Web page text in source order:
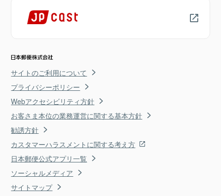
サイトのご利用について
プライバシーポリシー
Webアクセシビリティ方針
お客さま本位の業務運営に関する基本方針
勧誘方針
カスタマーハラスメントに関する考え方
日本郵便公式アプリ一覧
ソーシャルメディア
サイトマップ